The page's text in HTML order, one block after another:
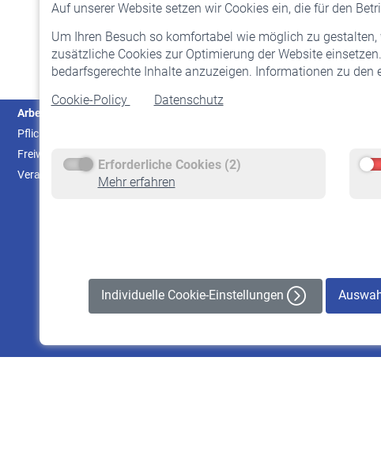
Auf unserer Website setzen wir Cookies ein, die für den
Um Ihren Besuch so komfortabel wie möglich zu
zusätzliche Cookies zur Optimierung der Website
bedarfsgerechte Inhalte anzuzeigen. Informationen zu den
Cookie-Policy
Datenschutz
Erforderliche Cookies (2)
Mehr erfahren
Individuelle Cookie-Einstellungen
Arbeitgeber
Pflichtversicherung
Freiwillige Versicherung
Veranstaltungen
Staatliche Förderung